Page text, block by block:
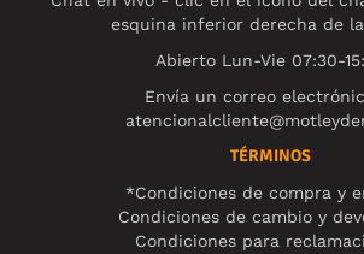
esquina inferior derecha de
Abierto Lun-Vie 07:30-
Envía un correo
TÉRMINOS
*Condiciones de compra y
Condiciones de cambio y
Condiciones para